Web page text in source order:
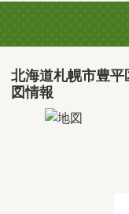
北海道札幌市豊
図情報